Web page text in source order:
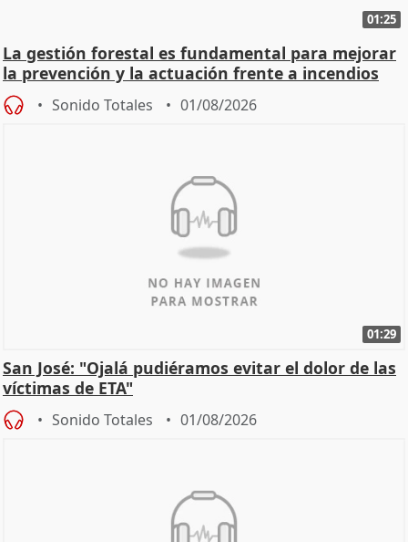
01:25
La gestión forestal es fundamental para mejorar
la prevención y la actuación frente a incendios
Sonido Totales 01/08/2026
01:29
San José: "Ojalá pudiéramos evitar el dolor de las
víctimas de ETA"
Sonido Totales 01/08/2026